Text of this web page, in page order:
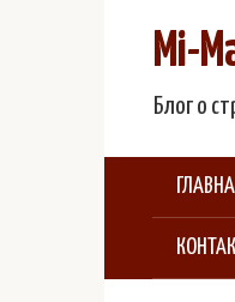
Mi-
Блог о